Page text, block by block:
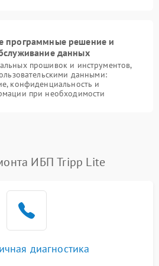
программные решение и
данных
прошивок и инструментов,
данными:
конфиденциальность и
при необходимости
ИБП Tripp Lite
диагностика